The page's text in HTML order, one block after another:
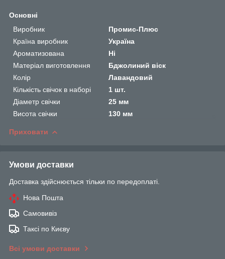
Основні
Виробник
Промис-Плюс
Країна виробник
Україна
Ароматизована
Ні
Матеріал виготовлення
Бджолиний віск
Колір
Лавандовий
Кількість свічок в наборі
1 шт.
Діаметр свічки
25 мм
Висота свічки
130 мм
Приховати
Умови доставки
Доставка здійснюється тільки по передоплаті.
Нова Пошта
Самовивіз
Таксі по Києву
Всі умови доставки